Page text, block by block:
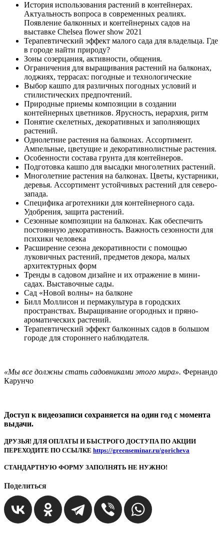
История использования растений в контейнерах.
Актуальность вопроса в современных реалиях.
Появление балконных и контейнерных садов на
выставке Chelsea flower show 2021
Терапевтический эффект малого сада для владельца. Где
в городе найти природу?
Зоны созерцания, активности, общения.
Ограничения для выращивания растений на балконах,
лоджиях, террасах: погодные и технологические
Выбор кашпо для различных погодных условий и
стилистических предпочтений.
Природные приемы композиции в создании
контейнерных цветников. Ярусность, иерархия, ритм
Понятие скелетных, декоративных и заполняющих
растений.
Однолетние растения на балконах. Ассортимент.
Ампельные, цветущие и декоративнолистные растения.
Особенности состава грунта для контейнеров.
Подготовка кашпо для высадки многолетних растений.
Многолетние растения на балконах. Цветы, кустарники,
деревья. Ассортимент устойчивых растений для северо-
запада.
Специфика агротехники для контейнерного сада.
Удобрения, защита растений.
Сезонные композиции на балконах. Как обеспечить
постоянную декоративность. Важность сезонности для
психики человека
Расширение сезона декоративности с помощью
луковичных растений, предметов декора, малых
архитектурных форм
Тренды в садовом дизайне и их отражение в мини-
садах. Выставочные сады.
Сад «Новой волны» на балконе
Билл Моллисон и пермакультура в городских
пространствах. Выращивание огородных и пряно-
ароматических растений.
Терапевтический эффект балконных садов в большом
городе для стороннего наблюдателя.
«Мы все должны стать садовниками этого мира». Фернандо
Карунчо
Доступ к видеозаписи сохраняется на один год с момента
выдачи.
ДРУЗЬЯ! ДЛЯ ОПЛАТЫ И БЫСТРОГО ДОСTУПА ПО АКЦИИ
ПЕРЕХОДИТЕ ПО ССЫЛКЕ https://greenseminar.ru/goricheva
СТАНДАРТНУЮ ФОРМУ ЗАПОЛНЯТЬ НЕ НУЖНО!
Поделиться